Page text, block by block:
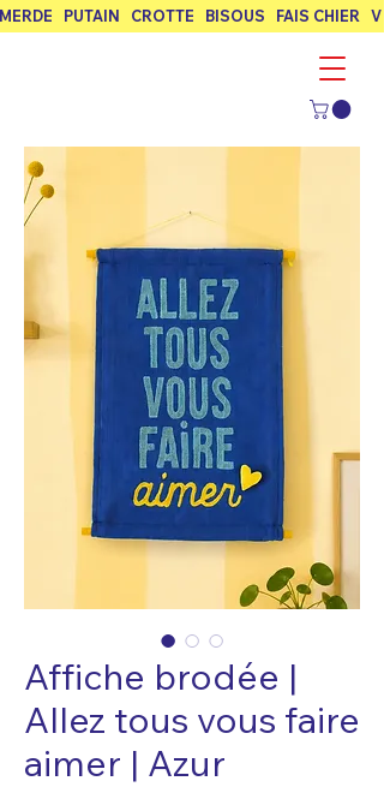
MERDE   PUTAIN   CROTTE   BISOUS   FAIS CHIER
Affiche brodée |
Allez tous vous faire
aimer | Azur